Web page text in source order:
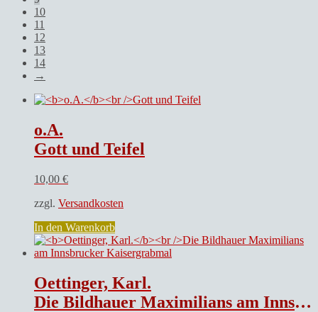
10
11
12
13
14
→
o.A.
Gott und Teifel
10,00 €
zzgl. Versandkosten
In den Warenkorb
Oettinger, Karl.
Die Bildhauer Maximilians am Innsbrucker Kaisergrabmal